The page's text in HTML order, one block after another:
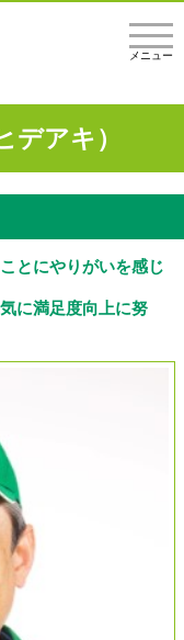
メニュー
アキ）
とにやりがいを感じ
に満足度向上に努